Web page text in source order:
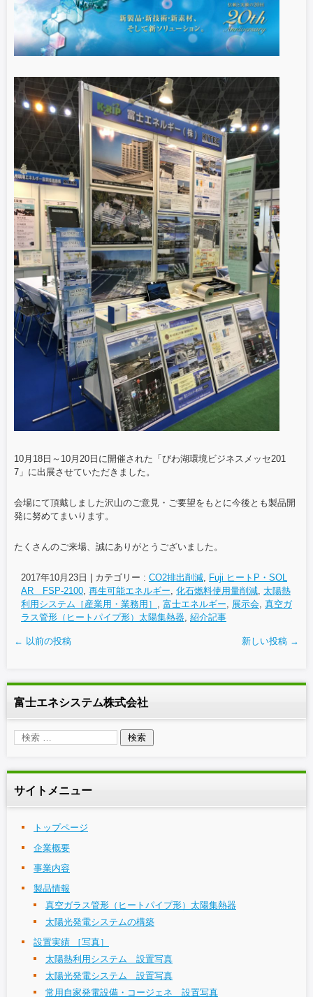
10月18日～10月20日に開催された「びわ湖環境ビジネスメッセ201
7」に出展させていただきました。
会場にて頂戴しました沢山のご意見・ご要望をもとに今後とも製品開
発に努めてまいります。
たくさんのご来場、誠にありがとうございました。
2017年10月23日 カテゴリー : CO2排出削減
Fuji ヒートP・SOL
AR FSP-2100 再生可能エネルギー 化石燃料使用量削減 太陽熱
利用システム［産業用・業務用］
富士エネルギー 展示会 真空ガ
ラス管形（ヒートパイプ形）太陽集熱器 紹介記事
← 以前の投稿 新しい投稿 →
富士エネシステム株式会社
サイトメニュー
トップページ
企業概要
事業内容
製品情報
真空ガラス管形（ヒートパイプ形）太陽集熱器
太陽光発電システムの構築
設置実績 ［写真］
太陽熱利用システム 設置写真
太陽光発電システム 設置写真
常用自家発電設備・コージェネ 設置写真